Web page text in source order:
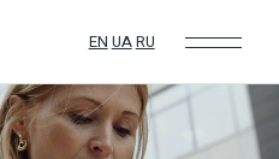
EN UARU